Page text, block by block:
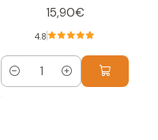
15,90€
4.8
Cantidad